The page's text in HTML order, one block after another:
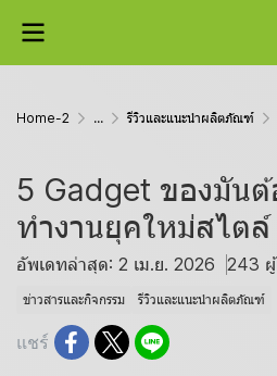
Home-2 ... รีวิวและแนะนำผลิตภัณฑ์
5 Gadget ของมันต้
ทำงานยุคใหม่สไต
อัพเดทล่าสุด: 2 เม.ย. 2026 243 ผู้
ข่าวสารและกิจกรรม รีวิวและแนะนำผลิตภัณฑ์
แชร์